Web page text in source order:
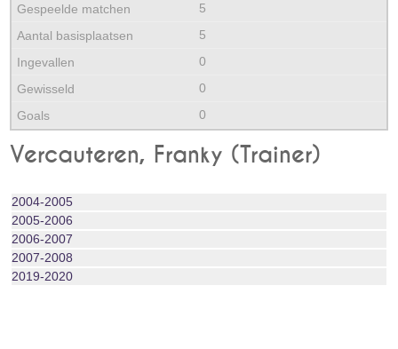
5
5
0
0
0
Vercauteren, Franky (Trainer)
2004‑2005
2005‑2006
2006‑2007
2007‑2008
2019‑2020